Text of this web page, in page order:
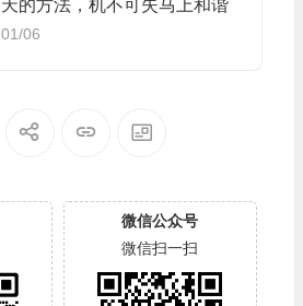
天的方法，机不可失马上和谐
01/06
微信公众号
微信扫一扫